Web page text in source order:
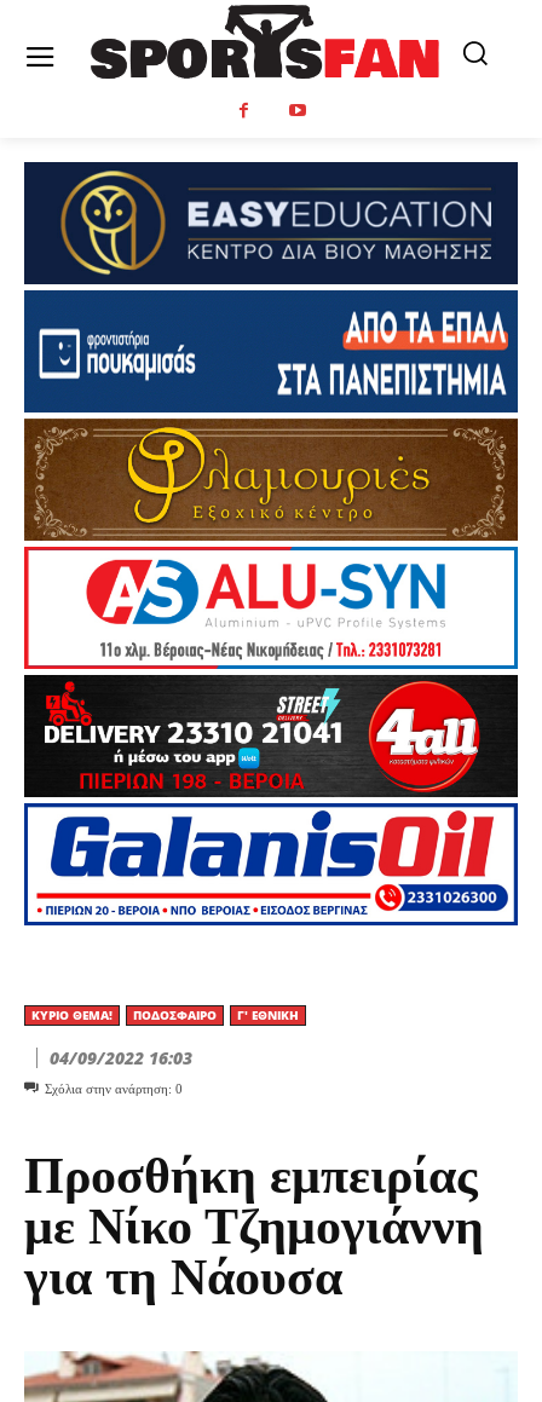
ΚΎΡΙΟ ΘΈΜΑ! ΠΟΔΌΣΦΑΙΡΟ Γ' ΕΘΝΙΚΉ
04/09/2022 16:03
Σχόλια στην ανάρτηση: 0
Προσθήκη εμπειρίας
με Νίκο Τζημογιάννη
για τη Νάουσα